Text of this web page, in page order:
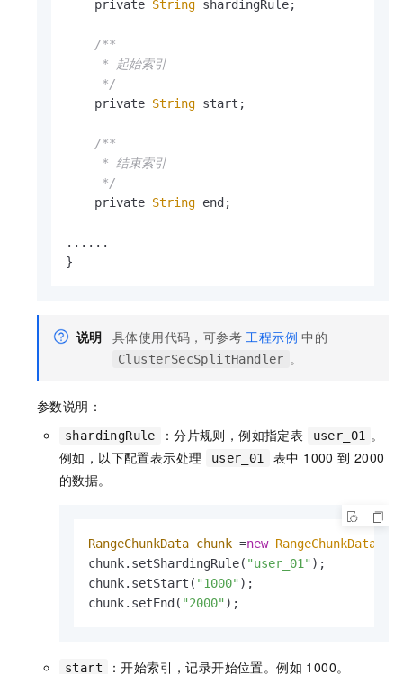
    private
String shardingRule;
/**
     * 起始索引
     */
    private
String start;
/**
     * 结束索引
     */
    private
String end;
......
}
说明 具体使用代码，可参考工程示例 中的
ClusterSecSplitHandler 。
参数说明：
shardingRule ：分片规则，例如指定表 user_01 。
例如，以下配置表示处理
user_01
表中 1000 到 2000
的数据。
RangeChunkData chunk =new RangeChunkData
chunk.setShardingRule( "user_01" );
chunk.setStart( "1000" );
chunk.setEnd( "2000" );
start ：开始索引，记录开始位置。例如 1000。